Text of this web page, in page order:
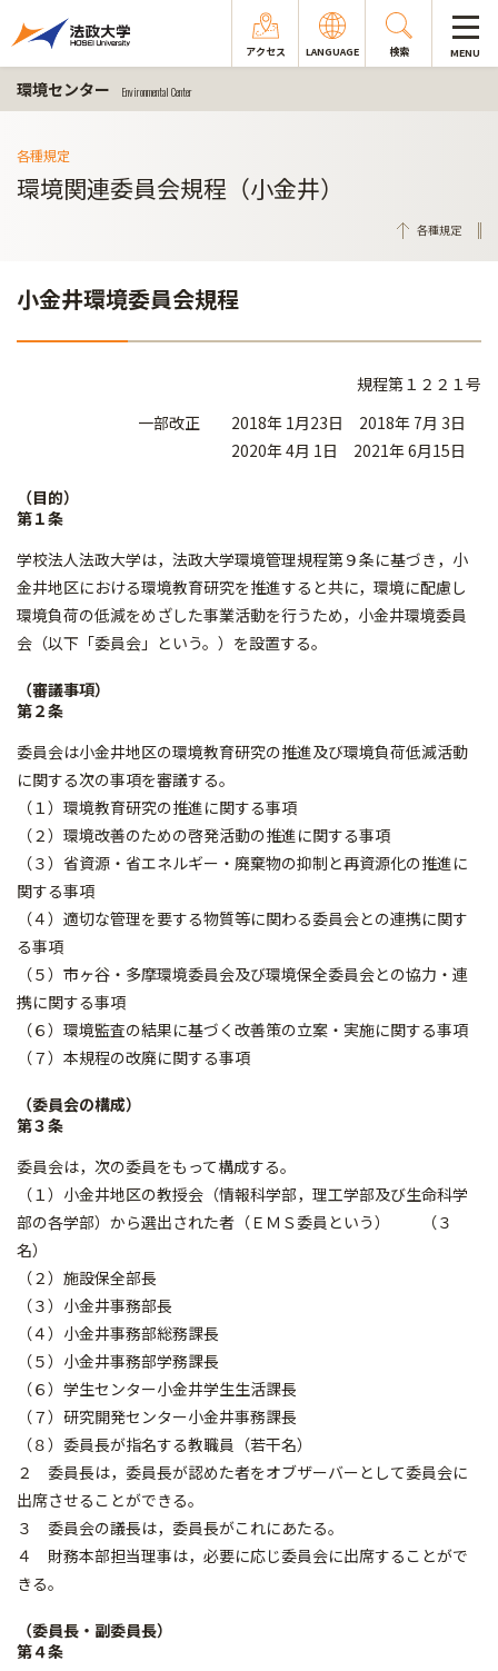
アクセス LANGUAGE 検索 MENU
環境センター Environmental Center
各種規定
環境関連委員会規程（小金井）
各種規定
小金井環境委員会規程
規程第１２２１号
一部改正 2018年 1月23日 2018年 7月 3日
2020年 4月 1日 2021年 6月15日
（目的）
第１条
学校法人法政大学は，法政大学環境管理規程第９条に基づき，小
金井地区における環境教育研究を推進すると共に，環境に配慮し
環境負荷の低減をめざした事業活動を行うため，小金井環境委員
会（以下「委員会」という。）を設置する。
（審議事項）
第２条
委員会は小金井地区の環境教育研究の推進及び環境負荷低減活動
に関する次の事項を審議する。
（１）環境教育研究の推進に関する事項
（２）環境改善のための啓発活動の推進に関する事項
（３）省資源・省エネルギー・廃棄物の抑制と再資源化の推進に
関する事項
（４）適切な管理を要する物質等に関わる委員会との連携に関す
る事項
（５）市ヶ谷・多摩環境委員会及び環境保全委員会との協力・連
携に関する事項
（６）環境監査の結果に基づく改善策の立案・実施に関する事項
（７）本規程の改廃に関する事項
（委員会の構成）
第３条
委員会は，次の委員をもって構成する。
（１）小金井地区の教授会（情報科学部，理工学部及び生命科学
部の各学部）から選出された者（ＥＭＳ委員という） （３
名）
（２）施設保全部長
（３）小金井事務部長
（４）小金井事務部総務課長
（５）小金井事務部学務課長
（６）学生センター小金井学生生活課長
（７）研究開発センター小金井事務課長
（８）委員長が指名する教職員（若干名）
２ 委員長は，委員長が認めた者をオブザーバーとして委員会に
出席させることができる。
３ 委員会の議長は，委員長がこれにあたる。
４ 財務本部担当理事は，必要に応じ委員会に出席することがで
きる。
（委員長・副委員長）
第４条